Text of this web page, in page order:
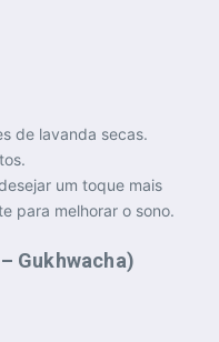
de lavanda secas.
um toque mais
para melhorar o sono.
Gukhwacha)